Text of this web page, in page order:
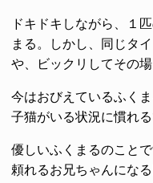
ドキドキしながら、１
まる。しかし、同じタ
や、ビックリしてその
今はおびえているふく
子猫がいる状況に慣れる
優しいふくまるのこと
頼れるお兄ちゃんにな